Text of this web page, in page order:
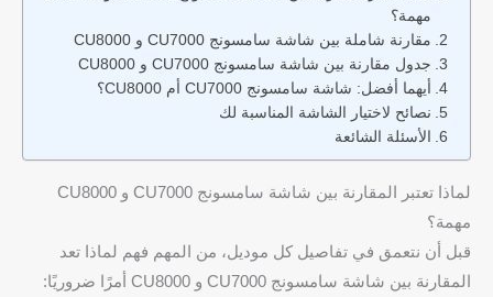
مهمة؟
مقارنة شاملة بين شاشة سامسونج CU7000 و CU8000
جدول مقارنة بين شاشة سامسونج CU7000 و CU8000
أيهما أفضل: شاشة سامسونج CU7000 أم CU8000؟
نصائح لاختيار الشاشة المناسبة لك
الأسئلة الشائعة
لماذا تعتبر المقارنة بين شاشة سامسونج CU7000 و CU8000
مهمة؟
قبل أن نتعمق في تفاصيل كل موديل، من المهم فهم لماذا تعد
المقارنة بين شاشة سامسونج CU7000 و CU8000 أمرًا ضروريًا: